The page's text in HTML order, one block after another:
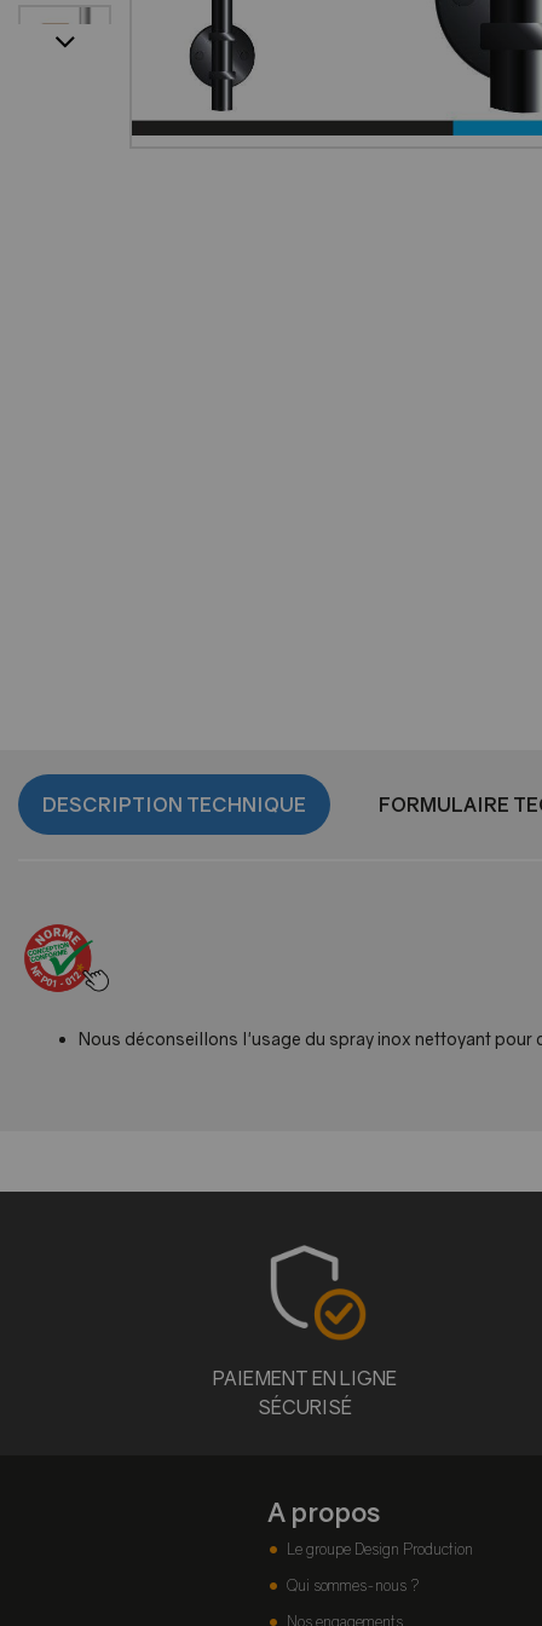
DESCRIPTION TECHNIQUE FORMULAIRE
Nous déconseillons l'usage du spray inox nettoyant
PAIEMENT EN LIGNE
SÉCURISÉ
A propos
Le groupe Design Production
Qui sommes-nous ?
Nos engagements